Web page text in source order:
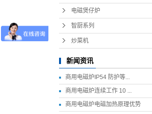
电磁煲仔炉
智厨系列
炒菜机
新闻资讯
商用电磁炉IP54 防护等...
商用电磁炉连续工作 10 ...
商用电磁炉电磁加热原理优势